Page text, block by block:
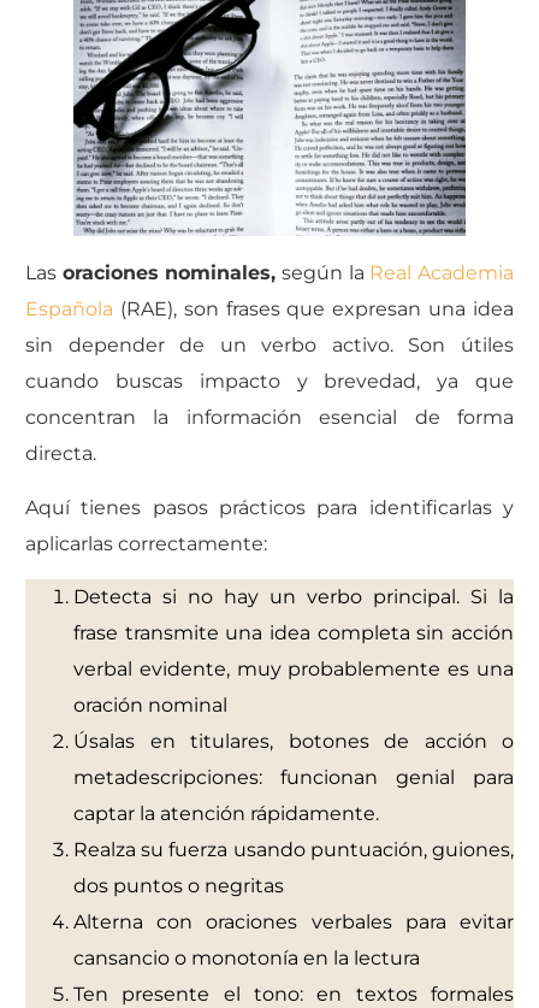
Las oraciones nominales, según la Real Academia
Española (RAE), son frases que expresan una idea
sin depender de un verbo activo.Son útiles
cuando buscas impacto y brevedad, ya que
concentran la información esencial de forma
directa.
Aquí tienes pasos prácticos para identificarlas y
aplicarlas correctamente:
Detecta si no hay un verbo principal. Si la
frase transmite una idea completa sin acción
verbal evidente, muy probablemente es una
oración nominal
Úsalas en titulares, botones de acción o
metadescripciones: funcionan genial para
captar la atención rápidamente.
Realza su fuerza usando puntuación, guiones,
dos puntos o negritas
Alterna con oraciones verbales para evitar
cansancio o monotonía en la lectura
Ten presente el tono: en textos formales